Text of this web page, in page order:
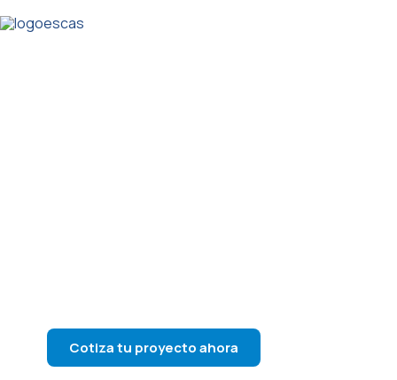
Cotiza tu proyecto ahora